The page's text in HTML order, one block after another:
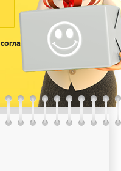
согласие на обработку